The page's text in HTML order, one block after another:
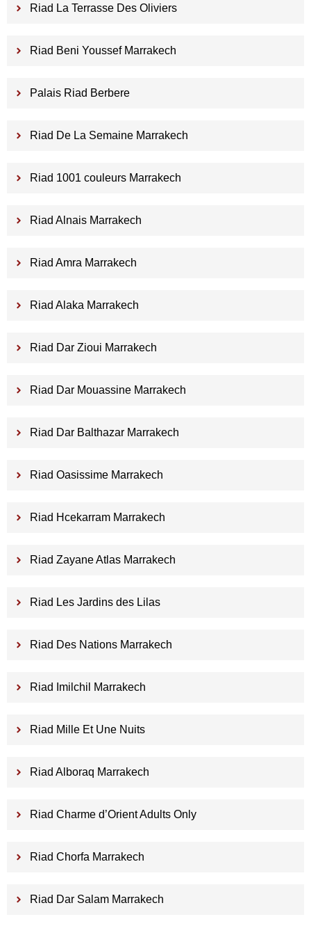
Riad La Terrasse Des Oliviers
Riad Beni Youssef Marrakech
Palais Riad Berbere
Riad De La Semaine Marrakech
Riad 1001 couleurs Marrakech
Riad Alnais Marrakech
Riad Amra Marrakech
Riad Alaka Marrakech
Riad Dar Zioui Marrakech
Riad Dar Mouassine Marrakech
Riad Dar Balthazar Marrakech
Riad Oasissime Marrakech
Riad Hcekarram Marrakech
Riad Zayane Atlas Marrakech
Riad Les Jardins des Lilas
Riad Des Nations Marrakech
Riad Imilchil Marrakech
Riad Mille Et Une Nuits
Riad Alboraq Marrakech
Riad Charme d’Orient Adults Only
Riad Chorfa Marrakech
Riad Dar Salam Marrakech